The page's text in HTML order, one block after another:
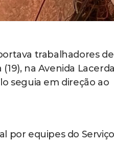
trabalhadores de
na Avenida
seguia em direção ao
por equipes do